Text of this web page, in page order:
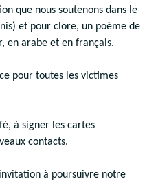
que nous soutenons dans le
et pour clore, un poème de
en arabe et en français.
pour toutes les victimes
à signer les cartes
contacts.
à poursuivre notre